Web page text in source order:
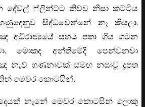
දේවල් ෆ්ලින්ට්ට කිව්ව නිසා කට්ටිය
සිද්ධවෙන්නේ නෑ කියලා.
අධිරාජ්‍යයේ සහය පතා ගිය ගමන
මොකද අන්තිමේදී පෙන්වනවා
නැව් ගණනාවක් සමඟ නසාවූ දූපත
ඉතින් මෙවර කොටසින්,
නෑනේ මෙවර කොටසින් ලොකු